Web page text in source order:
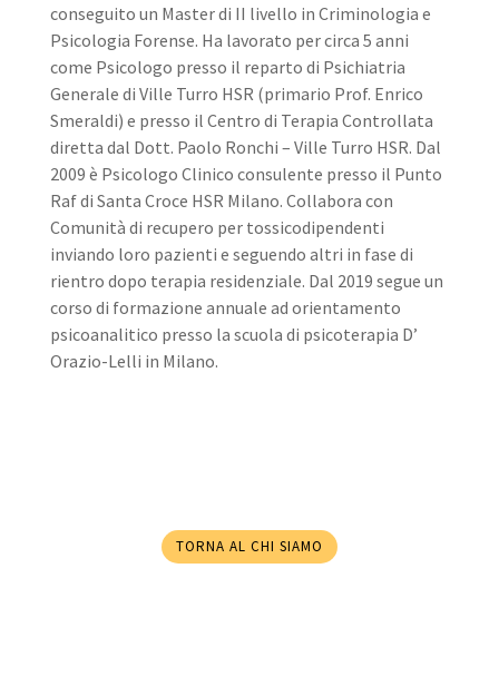
conseguito un Master di II livello in Criminologia e
Psicologia Forense. Ha lavorato per circa 5 anni
come Psicologo presso il reparto di Psichiatria
Generale di Ville Turro HSR (primario Prof. Enrico
Smeraldi) e presso il Centro di Terapia Controllata
diretta dal Dott. Paolo Ronchi – Ville Turro HSR. Dal
2009 è Psicologo Clinico consulente presso il Punto
Raf di Santa Croce HSR Milano. Collabora con
Comunità di recupero per tossicodipendenti
inviando loro pazienti e seguendo altri in fase di
rientro dopo terapia residenziale. Dal 2019 segue un
corso di formazione annuale ad orientamento
psicoanalitico presso la scuola di psicoterapia D’
Orazio-Lelli in Milano.
TORNA AL CHI SIAMO